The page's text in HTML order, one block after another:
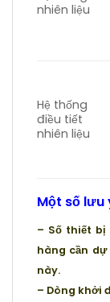
nhiên liệu
Hệ thống
điều tiết
nhiên liệu
Một số lưu
– Số thiết
hàng cần
này.
– Dòng khởi